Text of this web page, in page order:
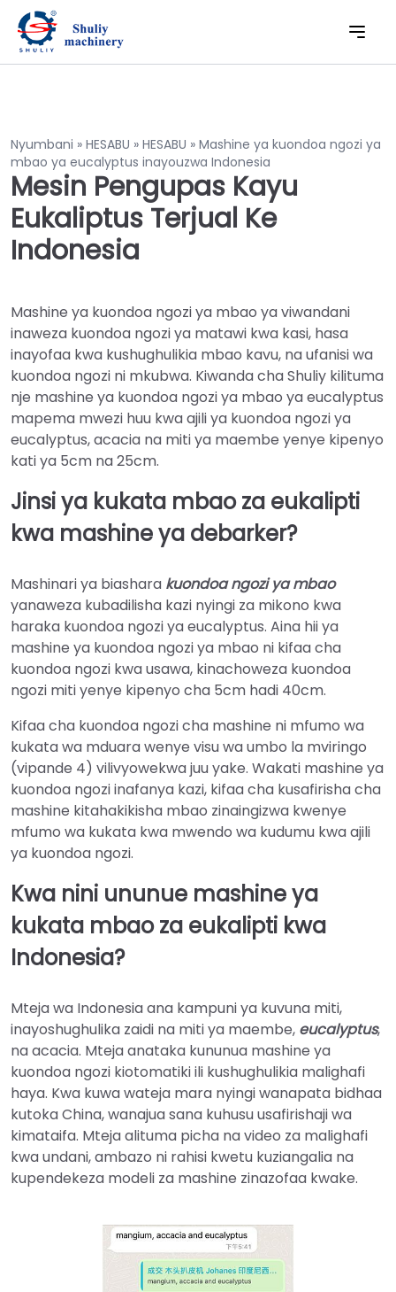
Nyumbani » HESABU » HESABU » Mashine ya kuondoa ngozi ya
mbao ya eucalyptus inayouzwa Indonesia
Mesin Pengupas Kayu
Eukaliptus Terjual Ke
Indonesia
Mashine ya kuondoa ngozi ya mbao ya viwandani
inaweza kuondoa ngozi ya matawi kwa kasi, hasa
inayofaa kwa kushughulikia mbao kavu, na ufanisi wa
kuondoa ngozi ni mkubwa. Kiwanda cha Shuliy kilituma
nje mashine ya kuondoa ngozi ya mbao ya eucalyptus
mapema mwezi huu kwa ajili ya kuondoa ngozi ya
eucalyptus, acacia na miti ya maembe yenye kipenyo
kati ya 5cm na 25cm.
Jinsi ya kukata mbao za eukalipti
kwa mashine ya debarker?
Mashinari ya biashara kuondoa ngozi ya mbao
yanaweza kubadilisha kazi nyingi za mikono kwa
haraka kuondoa ngozi ya eucalyptus. Aina hii ya
mashine ya kuondoa ngozi ya mbao ni kifaa cha
kuondoa ngozi kwa usawa, kinachoweza kuondoa
ngozi miti yenye kipenyo cha 5cm hadi 40cm.
Kifaa cha kuondoa ngozi cha mashine ni mfumo wa
kukata wa mduara wenye visu wa umbo la mviringo
(vipande 4) vilivyowekwa juu yake. Wakati mashine ya
kuondoa ngozi inafanya kazi, kifaa cha kusafirisha cha
mashine kitahakikisha mbao zinaingizwa kwenye
mfumo wa kukata kwa mwendo wa kudumu kwa ajili
ya kuondoa ngozi.
Kwa nini ununue mashine ya
kukata mbao za eukalipti kwa
Indonesia?
Mteja wa Indonesia ana kampuni ya kuvuna miti,
inayoshughulika zaidi na miti ya maembe, eucalyptus,
na acacia. Mteja anataka kununua mashine ya
kuondoa ngozi kiotomatiki ili kushughulikia malighafi
haya. Kwa kuwa wateja mara nyingi wanapata bidhaa
kutoka China, wanajua sana kuhusu usafirishaji wa
kimataifa. Mteja alituma picha na video za malighafi
kwa undani, ambazo ni rahisi kwetu kuziangalia na
kupendekeza modeli za mashine zinazofaa kwake.